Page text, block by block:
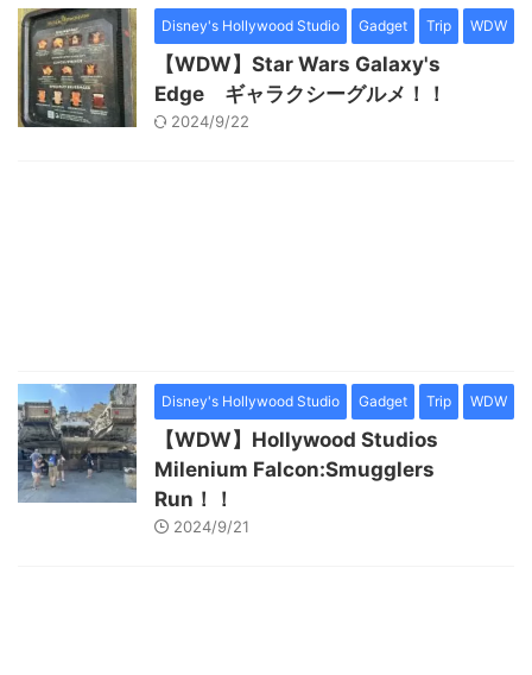
Disney's Hollywood Studio Gadget Trip WDW
【WDW】Star Wars Galaxy's
Edge ギャラクシーグルメ！！
2024/9/22
Disney's Hollywood Studio Gadget Trip WDW
【WDW】Hollywood Studios
Milenium Falcon:Smugglers
Run！！
2024/9/21